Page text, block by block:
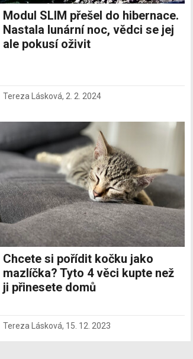
Modul SLIM přešel do hibernace.
Nastala lunární noc, vědci se jej
ale pokusí oživit
Tereza Lásková, 2. 2. 2024
Chcete si pořídit kočku jako
mazlíčka? Tyto 4 věci kupte než
ji přinesete domů
Tereza Lásková, 15. 12. 2023